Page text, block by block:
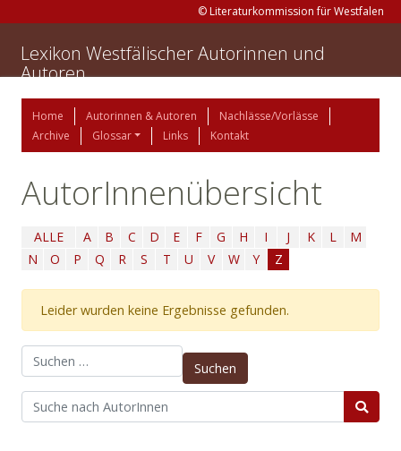
© Literaturkommission für Westfalen
Lexikon Westfälischer Autorinnen und
Autoren
Home Autorinnen & Autoren
Nachlässe/Vorlässe
Archive
Glossar Links Kontakt
AutorInnenübersicht
ALLE A B C D E F G H I J K L
M
N
O P Q R S T U V W Y Z
Leider wurden keine Ergebnisse gefunden.
Suchen nach: